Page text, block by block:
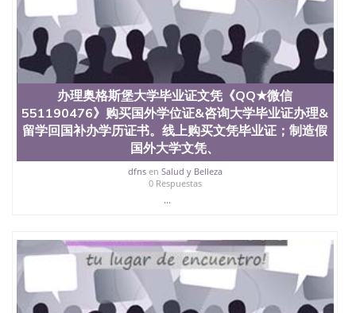
办理奥格斯堡大学毕业证文凭《QQ★微信
551190476》购买国外学位证&咨询大学毕业证办理&
留学回国补办学历证书。线上购买文凭毕业证；制造假
国外大学文凭、
dfnsen Salud y Belleza
0 Respuestas
...